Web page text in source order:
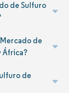
de Sulfuro
de
África?
de